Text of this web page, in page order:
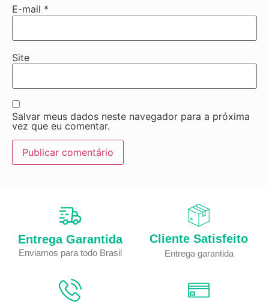
E-mail *
Site
Salvar meus dados neste navegador para a próxima
vez que eu comentar.
Entrega Garantida
Enviamos para todo Brasil
Cliente Satisfeito
Entrega garantida